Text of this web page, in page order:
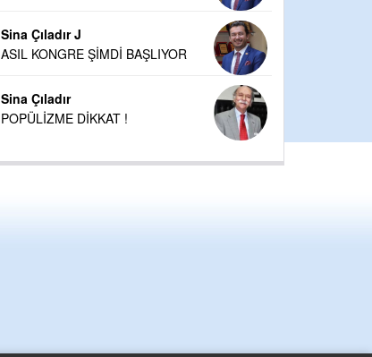
Sina Çıladır J
ASIL KONGRE ŞİMDİ BAŞLIYOR
Sina Çıladır
POPÜLİZME DİKKAT !